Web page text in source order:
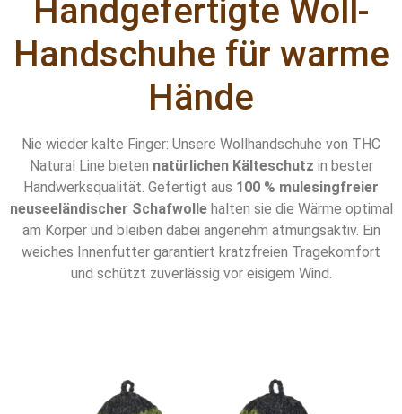
Handgefertigte Woll-
Handschuhe für warme
Hände
Nie wieder kalte Finger: Unsere Wollhandschuhe von THC
Natural Line bieten natürlichen Kälteschutz in bester
Handwerksqualität. Gefertigt aus 100 % mulesingfreier
neuseeländischer Schafwollehalten sie die Wärme optimal
am Körper und bleiben dabei angenehm atmungsaktiv. Ein
weiches Innenfutter garantiert kratzfreien Tragekomfort
und schützt zuverlässig vor eisigem Wind.